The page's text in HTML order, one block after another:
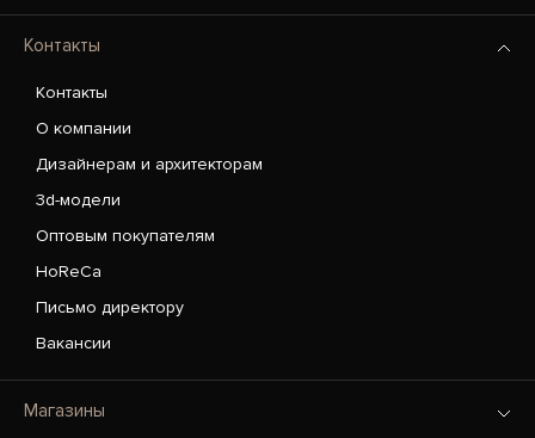
Контакты
Контакты
О компании
Дизайнерам и архитекторам
3d-модели
Оптовым покупателям
HoReCa
Письмо директору
Вакансии
Магазины